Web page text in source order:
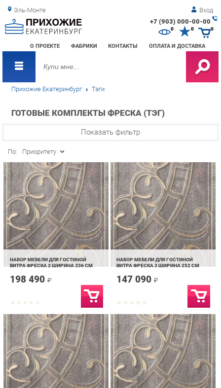
Эль-Монте Вход
+7 (903) 000-00-00
О ПРОЕКТЕ ФАБРИКИ КОНТАКТЫ ОПЛАТА И ДОСТАВКА
0 0
Прихожие Екатеринбург Тэги
ГОТОВЫЕ КОМПЛЕКТЫ ФРЕСКА (ТЭГ)
НАБОР МЕБЕЛИ ДЛЯ ГОСТИНОЙ
198 490₽
НАБОР МЕБЕЛИ ДЛЯ ГОСТИНОЙ
147 090₽